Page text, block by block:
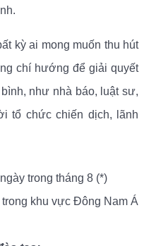
kỳ ai mong muốn thu hút
chí hướng để giải quyết
như nhà báo, luật sư,
tổ chức chiến dịch, lãnh
trong tháng 8 (*)
trong khu vực Đông Nam Á